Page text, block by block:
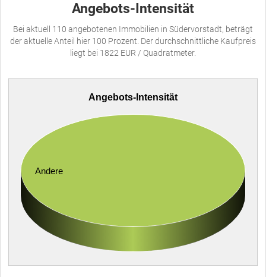
Angebots-Intensität
Bei aktuell 110 angebotenen Immobilien in Südervorstadt, beträgt
der aktuelle Anteil hier 100 Prozent. Der durchschnittliche Kaufpreis
liegt bei 1822 EUR / Quadratmeter.
Angebots-Intensität
Andere